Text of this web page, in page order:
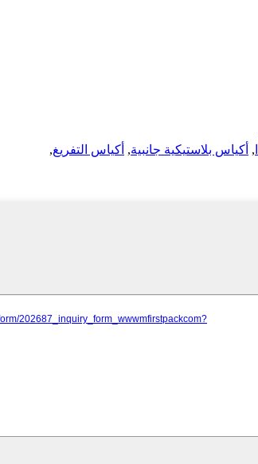
, أكياس بلاستيكية جانبية, أكياس التفريغ,